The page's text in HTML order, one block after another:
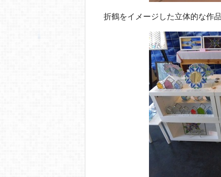
折鶴をイメージした立体的な作